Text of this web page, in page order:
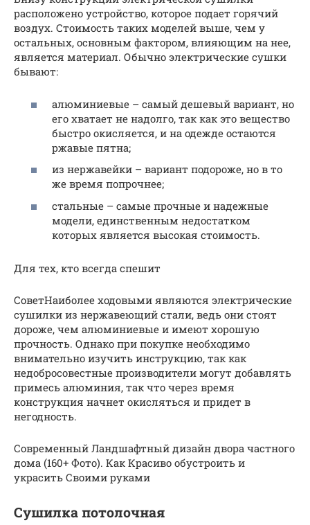
расположено устройство, которое подает горячий
воздух. Стоимость таких моделей выше, чем у
остальных, основным фактором, влияющим на нее,
является материал. Обычно электрические сушки
бывают:
алюминиевые – самый дешевый вариант, но
его хватает не надолго, так как это вещество
быстро окисляется, и на одежде остаются
ржавые пятна;
из нержавейки – вариант подороже, но в то
же время попрочнее;
стальные – самые прочные и надежные
модели, единственным недостатком
которых является высокая стоимость.
Для тех, кто всегда спешит
СоветНаиболее ходовыми являются электрические
сушилки из нержавеющий стали, ведь они стоят
дороже, чем алюминиевые и имеют хорошую
прочность. Однако при покупке необходимо
внимательно изучить инструкцию, так как
недобросовестные производители могут добавлять
примесь алюминия, так что через время
конструкция начнет окисляться и придет в
негодность.
Современный Ландшафтный дизайн двора частного
дома (160+ Фото). Как Красиво обустроить и
украсить Своими руками
Сушилка потолочная